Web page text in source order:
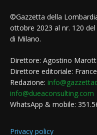
©Gazzetta della
ottobre 2023 al nr. 120
di Milano.
Direttore: Agostino
Direttore editoriale:
Redazione:
info@dueaconsulting.com
WhatsApp & mobile:
Privacy policy